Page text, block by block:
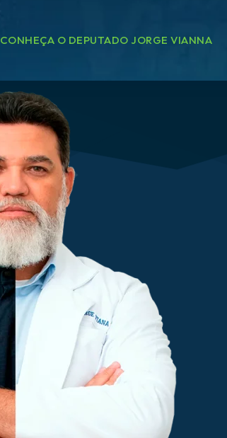
CONHEÇA O DEPUTADO JORGE VIANNA